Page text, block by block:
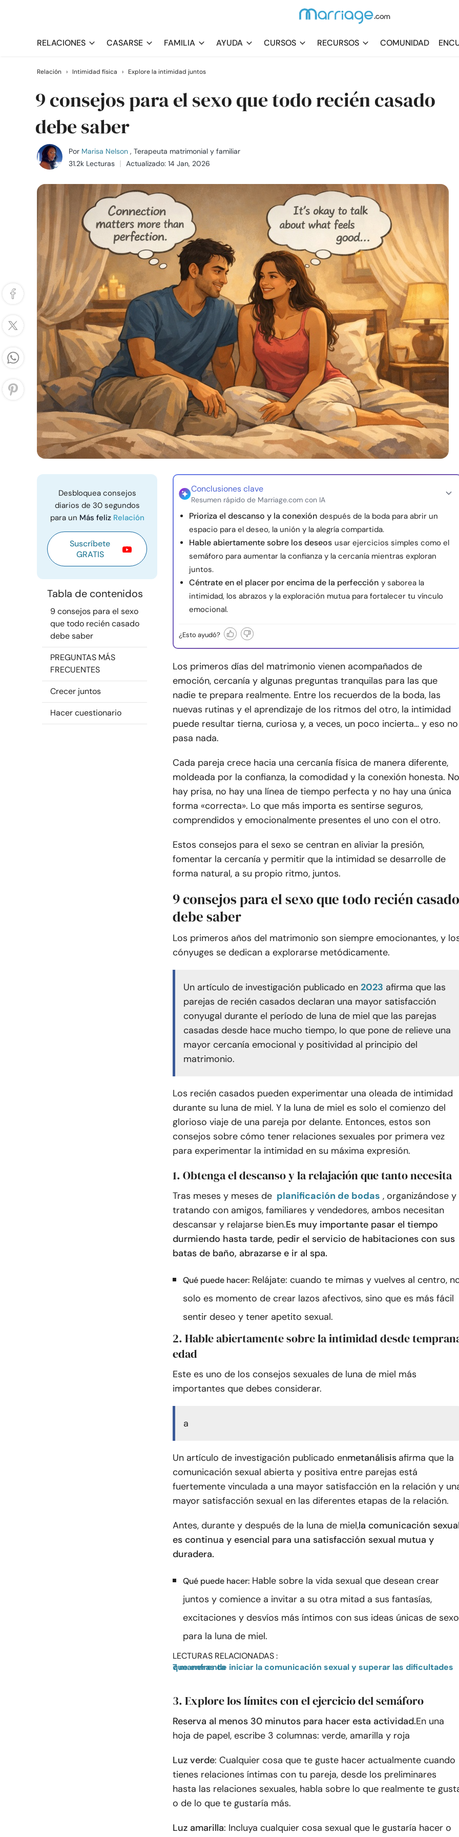
RELACIONES CASARSE FAMILIA AYUDA CURSOS RECURSOS COMUNIDAD
Relación › Intimidad física › Explore la intimidad juntos
9 consejos para el sexo que todo recién casado
debe saber
Por Marisa Nelson , Terapeuta matrimonial y familiar
31.2k Lecturas
Actualizado: 14 Jan, 2026
Desbloquea consejos
diarios de 30 segundos
para un Más feliz Relación
Suscríbete
GRATIS
Tabla de contenidos
9 consejos para el sexo
que todo recién casado
debe saber
PREGUNTAS MÁS
FRECUENTES
Crecer juntos
Hacer cuestionario
Conclusiones clave
Resumen rápido de Marriage.com con IA
Prioriza el descanso y la conexión después de la boda para abrir un
espacio para el deseo, la unión y la alegría compartida.
Hable abiertamente sobre los deseos usar ejercicios simples como el
semáforo para aumentar la confianza y la cercanía mientras exploran
juntos.
Céntrate en el placer por encima de la perfección y saborea la
intimidad, los abrazos y la exploración mutua para fortalecer tu vínculo
emocional.
¿Esto ayudó?
Los primeros días del matrimonio vienen acompañados de
emoción, cercanía y algunas preguntas tranquilas para las que
nadie te prepara realmente. Entre los recuerdos de la boda, las
nuevas rutinas y el aprendizaje de los ritmos del otro, la intimidad
puede resultar tierna, curiosa y, a veces, un poco incierta… y eso no
pasa nada.
Cada pareja crece hacia una cercanía física de manera diferente,
moldeada por la confianza, la comodidad y la conexión honesta. No
hay prisa, no hay una línea de tiempo perfecta y no hay una única
forma «correcta». Lo que más importa es sentirse seguros,
comprendidos y emocionalmente presentes el uno con el otro.
Estos consejos para el sexo se centran en aliviar la presión,
fomentar la cercanía y permitir que la intimidad se desarrolle de
forma natural, a su propio ritmo, juntos.
9 consejos para el sexo que todo recién casado
debe saber
Los primeros años del matrimonio son siempre emocionantes, y
cónyuges se dedican a explorarse metódicamente.
Un artículo de investigación publicado en 2023 afirma que las
parejas de recién casados declaran una mayor satisfacción
conyugal durante el período de luna de miel que las parejas
casadas desde hace mucho tiempo, lo que pone de relieve una
mayor cercanía emocional y positividad al principio del
matrimonio.
Los recién casados pueden experimentar una oleada de intimidad
durante su luna de miel. Y la luna de miel es solo el comienzo del
glorioso viaje de una pareja por delante. Entonces, estos son
consejos sobre cómo tener relaciones sexuales por primera vez
para experimentar la intimidad en su máxima expresión.
1. Obtenga el descanso y la relajación que tanto necesita
Tras meses y meses de planificación de bodas , organizándose y
tratando con amigos, familiares y vendedores, ambos necesitan
descansar y relajarse bien.Es muy importante pasar el tiempo
durmiendo hasta tarde, pedir el servicio de habitaciones con sus
batas de baño, abrazarse e ir al spa.
Qué puede hacer: Relájate: cuando te mimas y vuelves al centro,
solo es momento de crear lazos afectivos, sino que es más fácil
sentir deseo y tener apetito sexual.
2. Hable abiertamente sobre la intimidad desde
edad
Este es uno de los consejos sexuales de luna de miel más
importantes que debes considerar.
a
Un artículo de investigación publicado enmetanálisis afirma que la
comunicación sexual abierta y positiva entre parejas está
fuertemente vinculada a una mayor satisfacción en la relación y
mayor satisfacción sexual en las diferentes etapas de la relación.
Antes, durante y después de la luna de miel,la comunicación
es continua y esencial para una satisfacción sexual mutua y
duradera.
Qué puede hacer: Hable sobre la vida sexual que desean crear
juntos y comience a invitar a su otra mitad a sus fantasías,
excitaciones y desvíos más íntimos con sus ideas únicas de sexo
para la luna de miel.
LECTURAS RELACIONADAS :
7 maneras de iniciar la comunicación sexual y superar las dificultades que enfrenta
3. Explore los límites con el ejercicio del semáforo
Reserva al menos 30 minutos para hacer esta actividad.En una
hoja de papel, escribe 3 columnas: verde, amarilla y roja
Luz verde: Cualquier cosa que te guste hacer actualmente cuando
tienes relaciones íntimas con tu pareja, desde los preliminares
hasta las relaciones sexuales, habla sobre lo que realmente te
o de lo que te gustaría más.
Luz amarilla: Incluya cualquier cosa sexual que le gustaría hacer o